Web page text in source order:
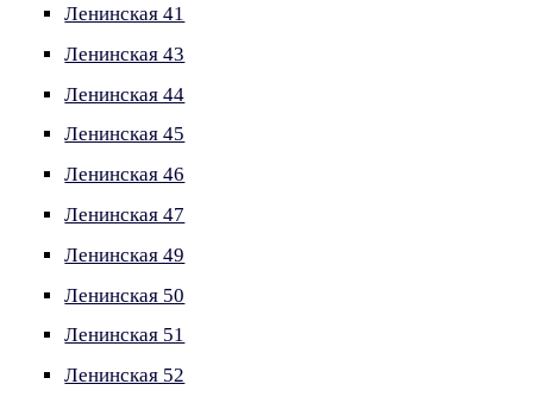
Ленинская 41
Ленинская 43
Ленинская 44
Ленинская 45
Ленинская 46
Ленинская 47
Ленинская 49
Ленинская 50
Ленинская 51
Ленинская 52